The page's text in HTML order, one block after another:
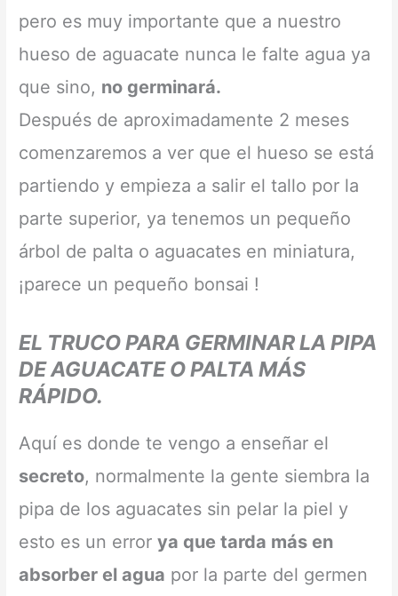
pero es muy importante que a nuestro
hueso de aguacate nunca le falte agua ya
que sino, no germinará.
Después de aproximadamente 2 meses
comenzaremos a ver que el hueso se está
partiendo y empieza a salir el tallo por la
parte superior, ya tenemos un pequeño
árbol de palta o aguacates en miniatura,
¡parece un pequeño bonsai !
EL TRUCO PARA GERMINAR LA PIPA
DE AGUACATE O PALTA MÁS
RÁPIDO.
Aquí es donde te vengo a enseñar el
secreto, normalmente la gente siembra la
pipa de los aguacates sin pelar la piel y
esto es un errorya que tarda más en
absorber el agua por la parte del germen